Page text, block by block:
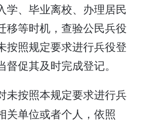
学、毕业离校、办理居民
移等时机，查验公民兵役
按照规定要求进行兵役登
促其及时完成登记。
未按照本规定要求进行兵
关单位或者个人，依照